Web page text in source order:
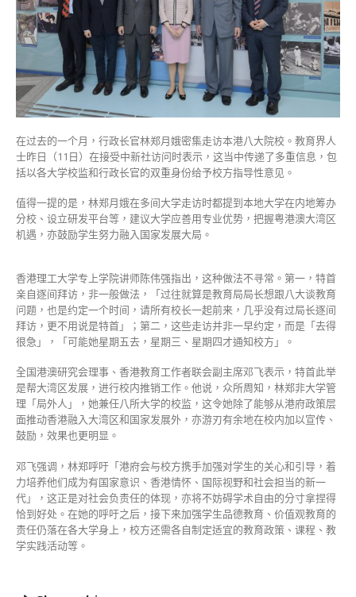
密
集
走
八
大
「不
寻
常」
双
重
身
份
给
性
意
见〉
中
在过去的一个月，行政长官林郑月娥密集走访本港八大院校。教育界人
士昨日（11日）在接受中新社访问时表示，这当中传递了多重信息，包
括以各大学校监和行政长官的双重身份给予校方指导性意见。
值得一提的是，林郑月娥在多间大学走访时都提到本地大学在内地筹办
分校、设立研发平台等，建议大学应善用专业优势，把握粤港澳大湾区
机遇，亦鼓励学生努力融入国家发展大局。
香港理工大学专上学院讲师陈伟强指出，这种做法不寻常。第一，特首
亲自逐间拜访，非一般做法，「过往就算是教育局局长想跟八大谈教育
问题，也是约定一个时间，请所有校长一起前来，几乎没有过局长逐间
拜访，更不用说是特首」；第二，这些走访并非一早约定，而是「去得
很急」，「可能她星期五去，星期三、星期四才通知校方」。
全国港澳研究会理事、香港教育工作者联会副主席邓飞表示，特首此举
是帮大湾区发展，进行校内推销工作。他说，众所周知，林郑非大学管
理「局外人」，她兼任八所大学的校监，这令她除了能够从港府政策层
面推动香港融入大湾区和国家发展外，亦游刃有余地在校内加以宣传、
鼓励，效果也更明显。
邓飞强调，林郑呼吁「港府会与校方携手加强对学生的关心和引导，着
力培养他们成为有国家意识、香港情怀、国际视野和社会担当的新一
代」，这正是对社会负责任的体现，亦将不妨碍学术自由的分寸拿捏得
恰到好处。在她的呼吁之后，接下来加强学生品德教育、价值观教育的
责任仍落在各大学身上，校方还需各自制定适宜的教育政策、课程、教
学实践活动等。